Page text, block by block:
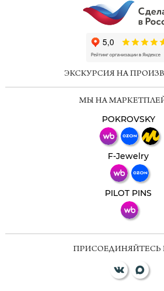
ЭКСКУРСИЯ НА
МЫ НА
POKROVSKY
F-Jewelry
PILOT PINS
ПРИСОЕДИНЯЙТЕСЬ